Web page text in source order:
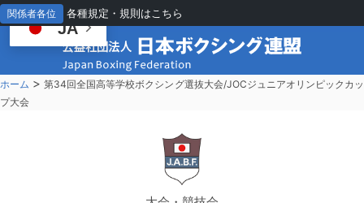
関係者各位 各種規定・規則はこちら
ホーム >第34回全国高等学校ボクシング選抜大会/JOCジュニアオリンピックカッ
プ大会
JA